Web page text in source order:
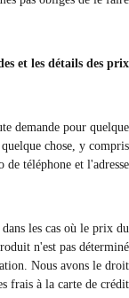
peut ne pas être
demande, nous
prix les plus précises
le site. Par
de vous